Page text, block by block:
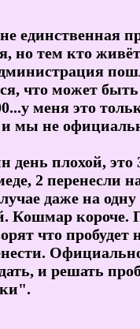
единственная
но тем кто
что может
меня это
мы не
день плохой,
2 перенесли
даже на
Кошмар короче.
что
и решать